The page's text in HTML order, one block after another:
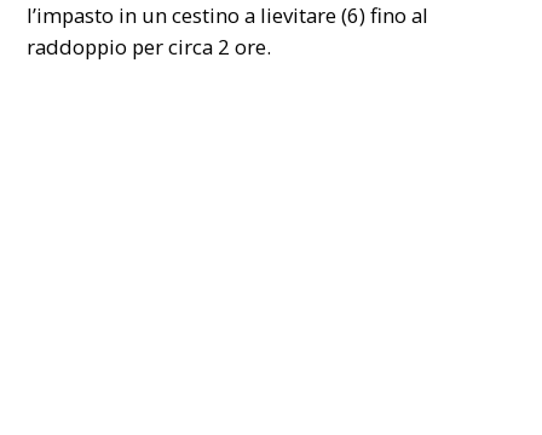
l’impasto in un cestino a lievitare (6) fino al
raddoppio per circa 2 ore.